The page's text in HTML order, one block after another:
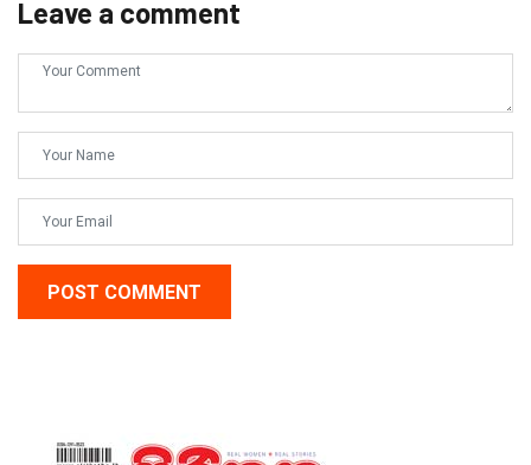
Leave a comment
POST COMMENT